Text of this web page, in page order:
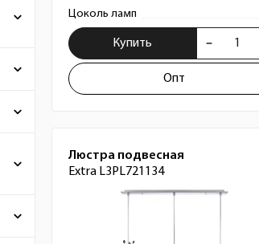
Цоколь ламп
Купить
Опт
Люстра подвесная
Extra L3PL721134